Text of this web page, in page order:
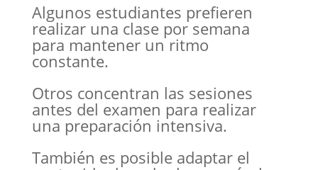
Algunos estudiantes prefieren
realizar una clase por semana
para mantener un ritmo
constante.
Otros concentran las sesiones
antes del examen para realizar
una preparación intensiva.
También es posible adaptar el